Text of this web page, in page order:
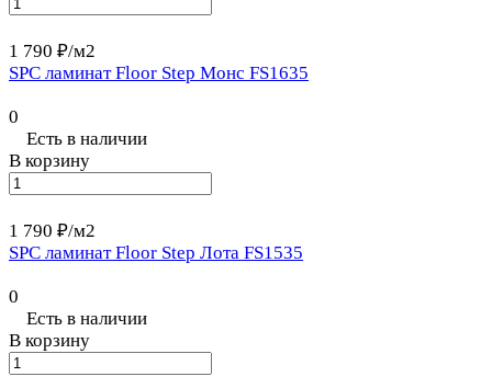
1 790 ₽/м2
SPC ламинат Floor Step Монс FS1635
0
Есть в наличии
В корзину
1 790 ₽/м2
SPC ламинат Floor Step Лота FS1535
0
Есть в наличии
В корзину